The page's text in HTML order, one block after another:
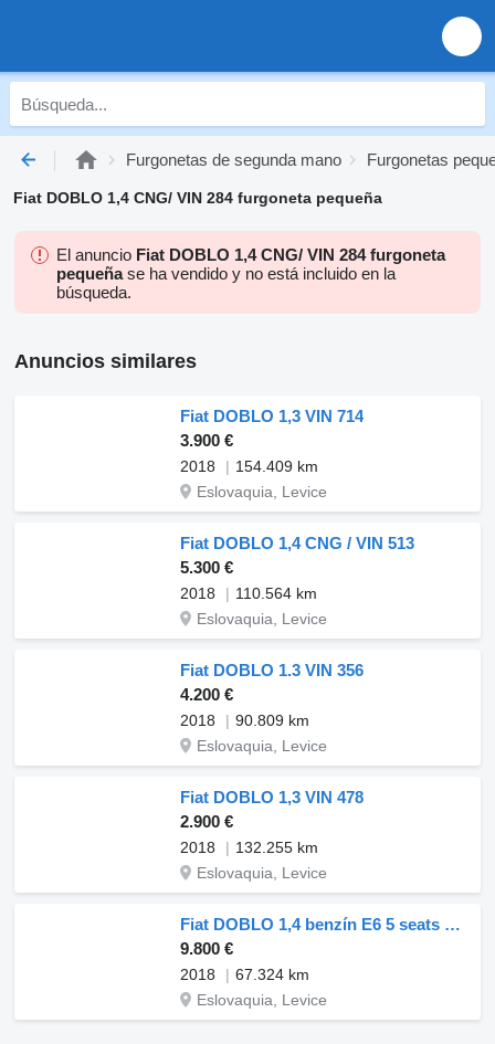
Furgonetas de segunda mano Furgonetas
Fiat DOBLO 1,4 CNG/ VIN 284 furgoneta pequeña
El anuncio Fiat DOBLO 1,4 CNG/ VIN 284 furgoneta
pequeñase ha vendido y no está incluido en la
búsqueda.
Anuncios similares
Fiat DOBLO 1,3 VIN 714
3.900 €
2018
154.409 km
Eslovaquia, Levice
Fiat DOBLO 1,4 CNG / VIN 513
5.300 €
2018
110.564 km
Eslovaquia, Levice
Fiat DOBLO 1.3 VIN 356
4.200 €
2018
90.809 km
Eslovaquia, Levice
Fiat DOBLO 1,3 VIN 478
2.900 €
2018
132.255 km
Eslovaquia, Levice
Fiat DOBLO 1,4 benzín E6 5 seats manual VIN 241
9.800 €
2018
67.324 km
Eslovaquia, Levice